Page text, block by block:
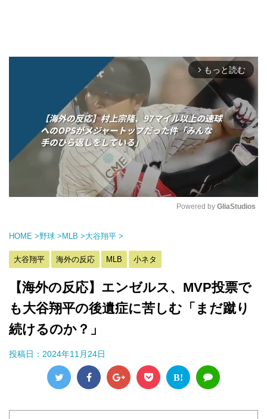
arrow_forward_ios もっと読む
Powered by GliaStudios
HOME >野球 > MLB >大谷翔平 >
大谷翔平 海外の反応 MLB 小ネタ
【海外の反応】エンゼルス、MVP投票で
も大谷翔平の後遺症に苦しむ「まだ蹴り
続けるのか？」
投稿日： 2024年11月24日
B!